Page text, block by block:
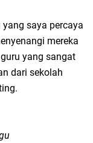
saya percaya
mereka
yang sangat
dari sekolah